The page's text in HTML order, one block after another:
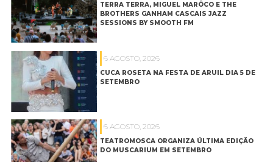
TERRA TERRA, MIGUEL MARÔCO E THE
BROTHERS GANHAM CASCAIS JAZZ
SESSIONS BY SMOOTH FM
6 AGOSTO, 2026
CUCA ROSETA NA FESTA DE ARUIL DIA 5 DE
SETEMBRO
6 AGOSTO, 2026
TEATROMOSCA ORGANIZA ÚLTIMA EDIÇÃO
DO MUSCARIUM EM SETEMBRO